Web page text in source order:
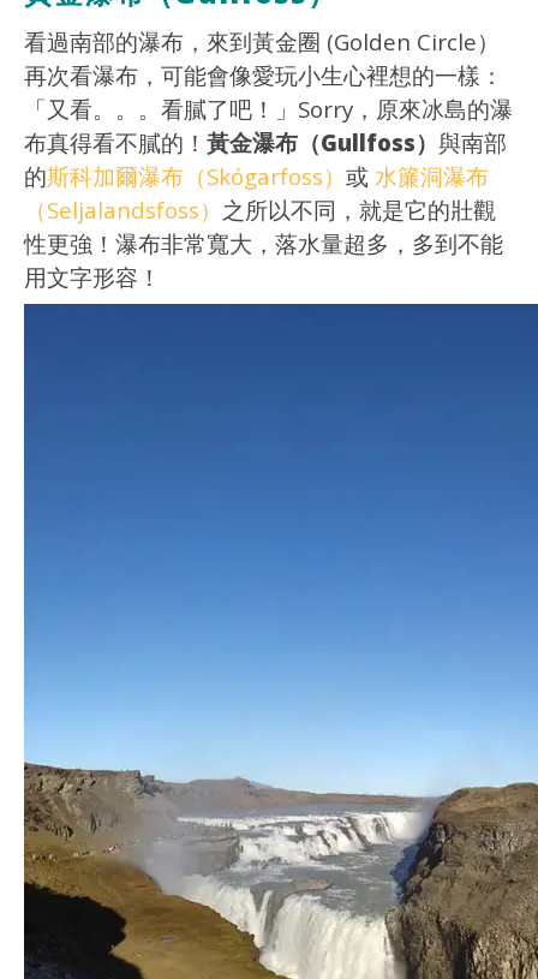
看過南部的瀑布，來到黃金圈 (Golden Circle）
再次看瀑布，可能會像愛玩小生心裡想的一樣：
「又看。。。看膩了吧！」Sorry，原來冰島的瀑
布真得看不膩的！ 黃金瀑布（Gullfoss） 與南部
的斯科加爾瀑布（Skógarfoss） 或 水簾洞瀑布
（Seljalandsfoss） 之所以不同，就是它的壯觀
性更強！瀑布非常寬大，落水量超多，多到不能
用文字形容！